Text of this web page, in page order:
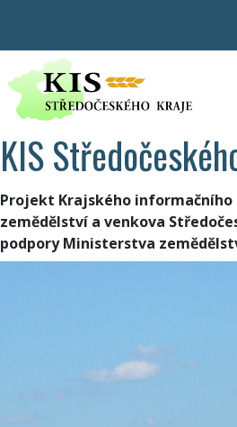
KIS
Projekt Krajského
zemědělství a venkova
podpory Ministerstva